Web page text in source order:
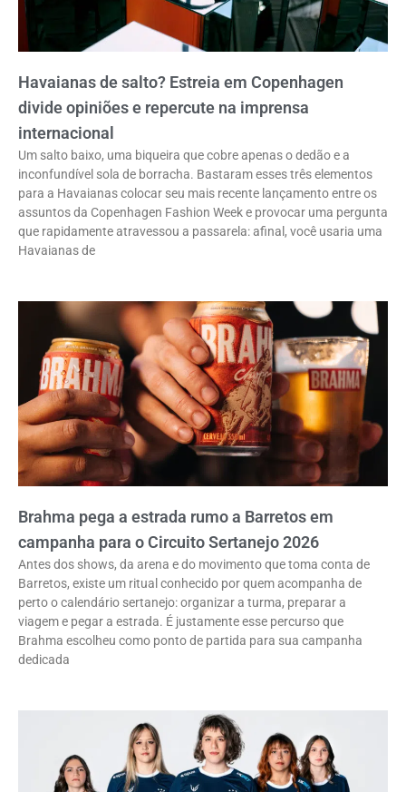
Havaianas de salto? Estreia em Copenhagen
divide opiniões e repercute na imprensa
internacional
Um salto baixo, uma biqueira que cobre apenas o dedão e a
inconfundível sola de borracha. Bastaram esses três elementos
para a Havaianas colocar seu mais recente lançamento entre os
assuntos da Copenhagen Fashion Week e provocar uma pergunta
que rapidamente atravessou a passarela: afinal, você usaria uma
Havaianas de
Brahma pega a estrada rumo a Barretos em
campanha para o Circuito Sertanejo 2026
Antes dos shows, da arena e do movimento que toma conta de
Barretos, existe um ritual conhecido por quem acompanha de
perto o calendário sertanejo: organizar a turma, preparar a
viagem e pegar a estrada. É justamente esse percurso que
Brahma escolheu como ponto de partida para sua campanha
dedicada